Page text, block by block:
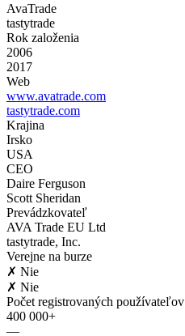
AvaTrade
tastytrade
Rok založenia
2006
2017
Web
www.avatrade.com
tastytrade.com
Krajina
Irsko
USA
CEO
Daire Ferguson
Scott Sheridan
Prevádzkovateľ
AVA Trade EU Ltd
tastytrade, Inc.
Verejne na burze
✗ Nie
✗ Nie
Počet registrovaných používateľov
400 000+
—